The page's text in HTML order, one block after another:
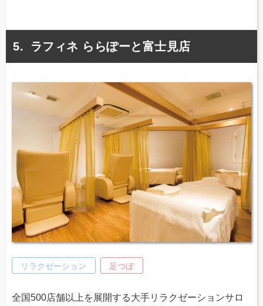
ラフィネ ららぽーと富士見店
リラクゼーション 足つぼ
全国500店舗以上を展開する大手リラクゼーションサロ